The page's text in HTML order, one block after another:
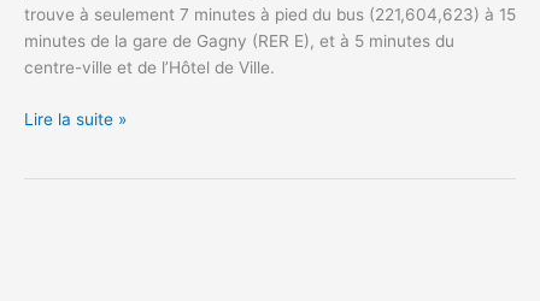
trouve à seulement 7 minutes à pied du bus (221,604,623) à 15
minutes de la gare de Gagny (RER E), et à 5 minutes du
centre-ville et de l’Hôtel de Ville.
MAISON
Lire la suite »